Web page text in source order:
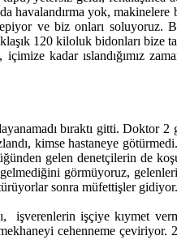
havalandırma yok, makinelere
ve biz onları soluyoruz.
120 kiloluk bidonları bize
kadar ıslandığımız
bıraktı gitti. Doktor
kimse hastaneye
gelen denetçilerin de
görmüyoruz,
sonra müfettişler gidiyor.
işverenlerin işçiye kıymet
cehenneme